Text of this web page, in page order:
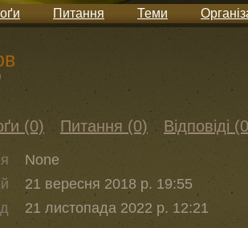
Питання Теми
(0) Питання (0) Відповіді
None
21 вересня 2018 р. 19:55
21 листопада 2022 р. 12:21